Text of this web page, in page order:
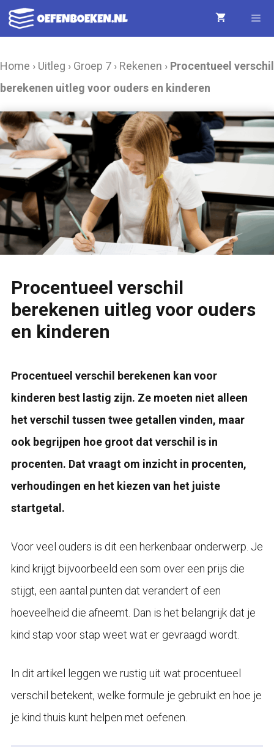
Ga
naar
Home › Uitleg › Groep 7 › Rekenen › Procentueel verschil
berekenen uitleg voor ouders en kinderen
Procentueel verschil
berekenen uitleg voor ouders
en kinderen
Procentueel verschil berekenen kan voor
kinderen best lastig zijn. Ze moeten niet alleen
het verschil tussen twee getallen vinden, maar
ook begrijpen hoe groot dat verschil is in
procenten. Dat vraagt om inzicht in procenten,
verhoudingen en het kiezen van het juiste
startgetal.
Voor veel ouders is dit een herkenbaar onderwerp. Je
kind krijgt bijvoorbeeld een som over een prijs die
stijgt, een aantal punten dat verandert of een
hoeveelheid die afneemt. Dan is het belangrijk dat je
kind stap voor stap weet wat er gevraagd wordt.
In dit artikel leggen we rustig uit wat procentueel
verschil betekent, welke formule je gebruikt en hoe je
je kind thuis kunt helpen met oefenen.